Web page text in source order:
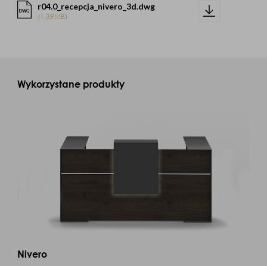
DWG r04.0_recepcja_nivero_3d.dwg
(1.39MB)
Wykorzystane produkty
Nivero